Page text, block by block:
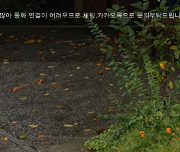
아 통화 연결이 어려우므로 채팅,카카오톡으로 문의부탁드립